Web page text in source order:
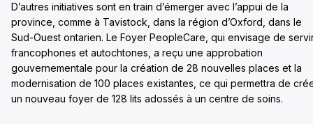
D’autres initiatives sont en train d’émerger avec l’appui de la
province, comme à Tavistock, dans la région d’Oxford, dans le
Sud-Ouest ontarien. Le Foyer PeopleCare, qui envisage de
francophones et autochtones, a reçu une approbation
gouvernementale pour la création de 28 nouvelles places et la
modernisation de 100 places existantes, ce qui permettra de
un nouveau foyer de 128 lits adossés à un centre de soins.